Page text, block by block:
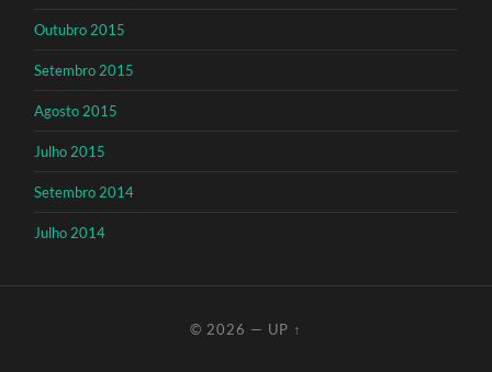
Outubro 2015
Setembro 2015
Agosto 2015
Julho 2015
Setembro 2014
Julho 2014
© 2026 — UP ↑